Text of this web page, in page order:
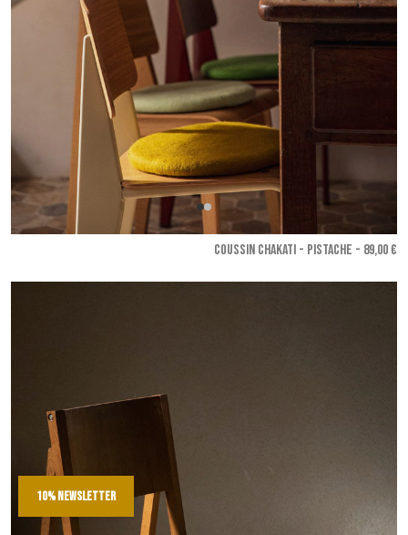
COUSSIN CHAKATI - Pistache - 89,00 €
10% newsletter